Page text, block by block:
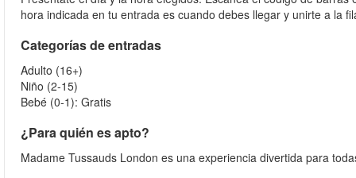
hora indicada en tu entrada es cuando debes llegar y unirte a la
Categorías de entradas
Adulto (16+)
Niño (2‑15)
Bebé (0‑1): Gratis
¿Para quién es apto?
Madame Tussauds London es una experiencia divertida para